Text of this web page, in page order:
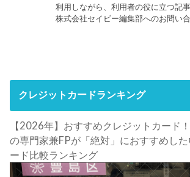
利用しながら、利用者の役に立つ記
株式会社セイビー編集部へのお問い
クレジットカードランキング
【2026年】おすすめクレジットカード
の専門家兼FPが「絶対」におすすめし
ード比較ランキング